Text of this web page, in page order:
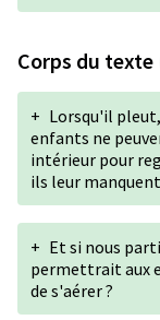
Corps du texte
+ Lorsqu'il pleut,
enfants ne
intérieur pour
ils leur
+ Et si nous
permettrait aux
de s'aérer ?